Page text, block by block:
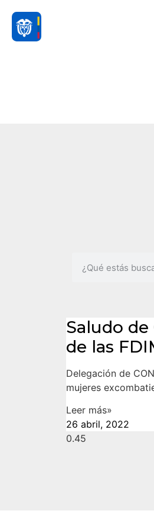
Saludo
de las
Delegación de
mujeres
Leer más»
26 abril, 2022